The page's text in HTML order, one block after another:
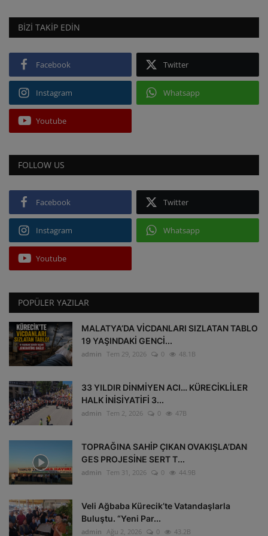
BIZI TAKIP EDIN
Facebook Twitter
Instagram Whatsapp
Youtube
FOLLOW US
Facebook Twitter
Instagram Whatsapp
Youtube
POPÜLER YAZILAR
MALATYA’DA VİCDANLARI SIZLATAN TABLO
19 YAŞINDAKİ GENCİ...
admin Tem 29, 2026 0 48.1B
33 YILDIR DİNMİYEN ACI… KÜRECİKLİLER
HALK İNİSİYATİFİ 3...
admin Tem 2, 2026 0 47B
TOPRAĞINA SAHİP ÇIKAN OVAKIŞLA’DAN
GES PROJESİNE SERT T...
admin Tem 31, 2026 0 44.9B
Veli Ağbaba Kürecik’te Vatandaşlarla
Buluştu. “Yeni Par...
admin Ağu 2, 2026 0 43.2B